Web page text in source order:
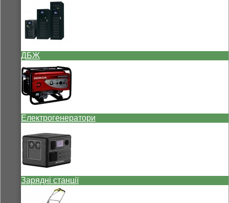
ДБЖ
Електрогенератори
Зарядні станції